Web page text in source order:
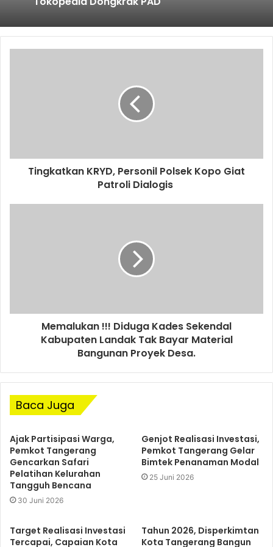
Swasta Pendamping
Tingkatkan KRYD, Personil Polsek Kopo Giat
Patroli Dialogis
Memalukan !!! Diduga Kades Sekendal
Kabupaten Landak Tak Bayar Material
Bangunan Proyek Desa.
Baca Juga
Ajak Partisipasi Warga,
Pemkot Tangerang
Gencarkan Safari
Pelatihan Kelurahan
Tangguh Bencana
30 Juni 2026
Genjot Realisasi Investasi,
Pemkot Tangerang Gelar
Bimtek Penanaman Modal
25 Juni 2026
Target Realisasi Investasi
Tercapai, Capaian Kota
Tahun 2026, Disperkimtan
Kota Tangerang Bangun